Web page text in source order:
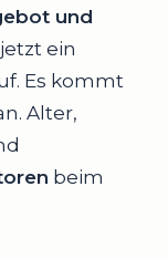
und
ein
Es kommt
Alter,
beim